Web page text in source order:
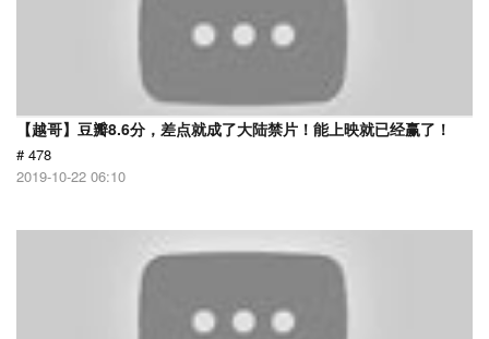
【越哥】豆瓣8.6分，差点就成了大陆禁片！能上映就已经赢了！
# 478
2019-10-22 06:10